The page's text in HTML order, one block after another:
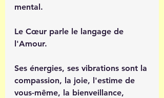
mental.
Le Cœur parle le langage de
l'Amour.
Ses énergies, ses vibrations sont la
compassion, la joie, l'estime de
vous-même, la bienveillance,